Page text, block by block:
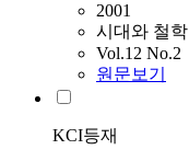
2001
시대와 철학
Vol.12 No.2
원문보기
KCI등재